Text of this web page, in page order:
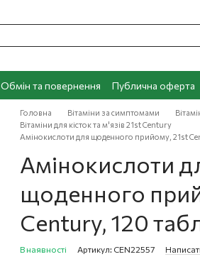
Обмін та повернення Публична оферта
Головна Вітаміни за симптомами
Вітаміни для кісток та м'язів 21st Century
Амінокислоти для щоденного прийому, 21st
Амінокислоти
щоденного
Century, 120
В наявності Артикул: CEN22557